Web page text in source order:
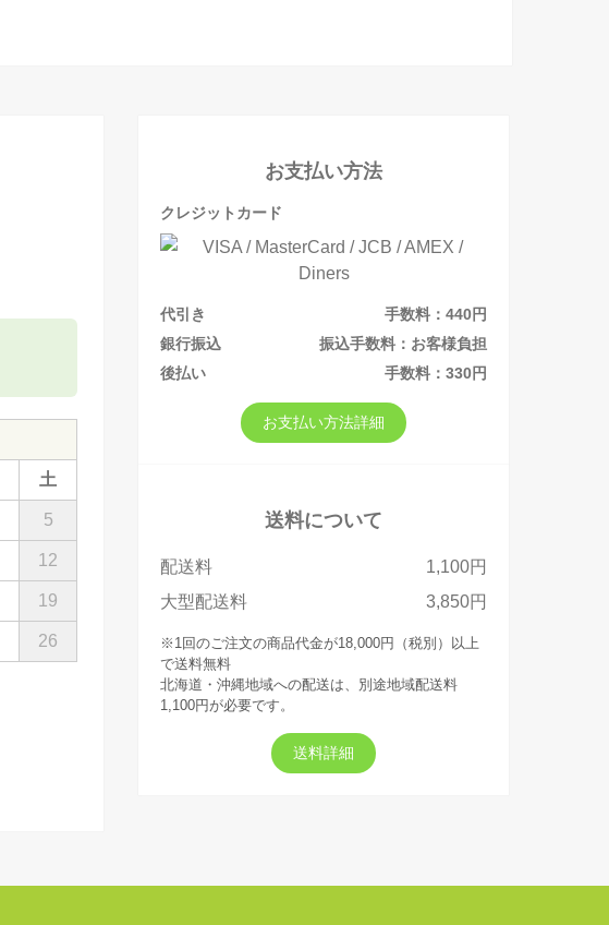
土
5
12
19
26
お支払い方法
クレジットカード
代引き
手数料：440円
銀行振込
振込手数料：お客様負担
後払い
手数料：330円
お支払い方法詳細
送料について
配送料
1,100円
大型配送料
3,850円
※1回のご注文の商品代金が18,000円（税別）以上
で送料無料
北海道・沖縄地域への配送は、別途地域配送料
1,100円が必要です。
送料詳細